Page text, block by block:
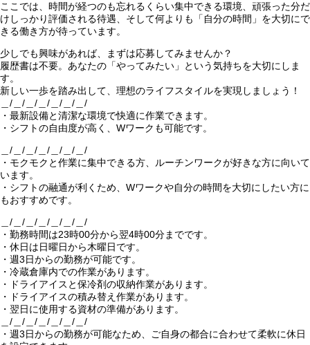
ここでは、時間が経つのも忘れるくらい集中できる環境、頑張った分だ
けしっかり評価される待遇、そして何よりも「自分の時間」を大切にで
きる働き方が待っています。
少しでも興味があれば、まずは応募してみませんか？
履歴書は不要。あなたの「やってみたい」という気持ちを大切にしま
す。
新しい一歩を踏み出して、理想のライフスタイルを実現しましょう！
＿/＿/＿/＿/＿/＿/＿/
・最新設備と清潔な環境で快適に作業できます。
・シフトの自由度が高く、Wワークも可能です。
＿/＿/＿/＿/＿/＿/＿/
・モクモクと作業に集中できる方、ルーチンワークが好きな方に向いて
います。
・シフトの融通が利くため、Wワークや自分の時間を大切にしたい方に
もおすすめです。
＿/＿/＿/＿/＿/＿/＿/
・勤務時間は23時00分から翌4時00分までです。
・休日は日曜日から木曜日です。
・週3日からの勤務が可能です。
・冷蔵倉庫内での作業があります。
・ドライアイスと保冷剤の収納作業があります。
・ドライアイスの積み替え作業があります。
・翌日に使用する資材の準備があります。
＿/＿/＿/＿/＿/＿/＿/
・週3日からの勤務が可能なため、ご自身の都合に合わせて柔軟に休日